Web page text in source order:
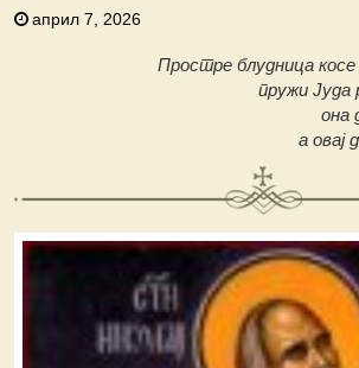
април 7, 2026
Простре блудница косе
пружи Јуда
она
а овај